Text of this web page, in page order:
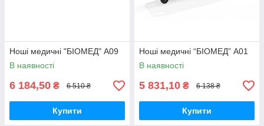
Ноші медичні "БІОМЕД" А09
В наявності
6 184,50 ₴ 6 510 ₴
Купити
Ноші медичні “БІОМЕД” A01
В наявності
5 831,10 ₴ 6 138 ₴
Купити